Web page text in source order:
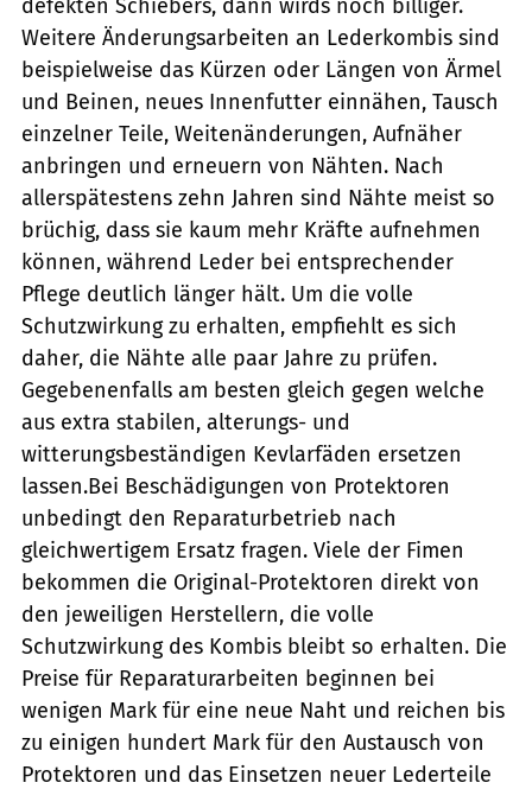
defekten Schiebers, dann wirds noch billiger.
Weitere Änderungsarbeiten an Lederkombis sind
beispielweise das Kürzen oder Längen von Ärmel
und Beinen, neues Innenfutter einnähen, Tausch
einzelner Teile, Weitenänderungen, Aufnäher
anbringen und erneuern von Nähten. Nach
allerspätestens zehn Jahren sind Nähte meist so
brüchig, dass sie kaum mehr Kräfte aufnehmen
können, während Leder bei entsprechender
Pflege deutlich länger hält. Um die volle
Schutzwirkung zu erhalten, empfiehlt es sich
daher, die Nähte alle paar Jahre zu prüfen.
Gegebenenfalls am besten gleich gegen welche
aus extra stabilen, alterungs- und
witterungsbeständigen Kevlarfäden ersetzen
lassen.Bei Beschädigungen von Protektoren
unbedingt den Reparaturbetrieb nach
gleichwertigem Ersatz fragen. Viele der Fimen
bekommen die Original-Protektoren direkt von
den jeweiligen Herstellern, die volle
Schutzwirkung des Kombis bleibt so erhalten. Die
Preise für Reparaturarbeiten beginnen bei
wenigen Mark für eine neue Naht und reichen bis
zu einigen hundert Mark für den Austausch von
Protektoren und das Einsetzen neuer Lederteile 